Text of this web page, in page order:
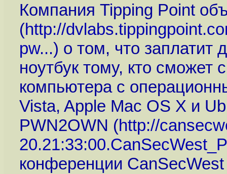
Компания Tipping Point
(http://
pw...) о том, что заплатит
ноутбук тому, кто сможет
компьютера с
Vista, Apple Mac OS X и
PWN2OWN (http://
конференции